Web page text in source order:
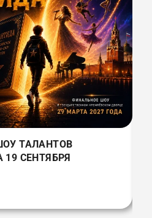
ТАЛАНТОВ
СЕНТЯБРЯ